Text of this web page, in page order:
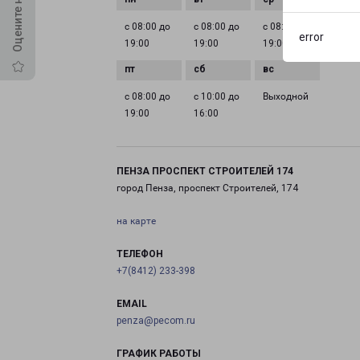
error
с 08:00 до
19:00
с 08:00 до
19:00
с 08:00 до
19:00
с 08:00 до
19:00
с 10:00 до
16:00
Выходной
ПЕНЗА ПРОСПЕКТ СТРОИТЕЛЕЙ 174
город Пенза, проспект Строителей, 174
на карте
ТЕЛЕФОН
+7(8412) 233-398
EMAIL
penza@pecom.ru
ГРАФИК РАБОТЫ